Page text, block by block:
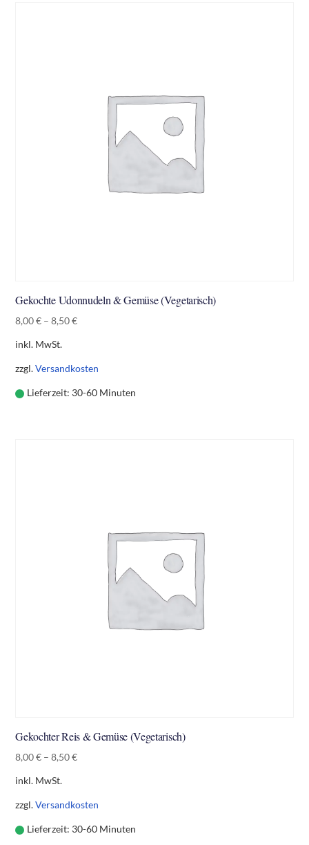
Gekochte Udonnudeln & Gemüse (Vegetarisch)
8,00€ –8,50€
inkl. MwSt.
zzgl.Versandkosten
Lieferzeit: 30-60 Minuten
Gekochter Reis & Gemüse (Vegetarisch)
8,00€ –8,50€
inkl. MwSt.
zzgl.Versandkosten
Lieferzeit: 30-60 Minuten